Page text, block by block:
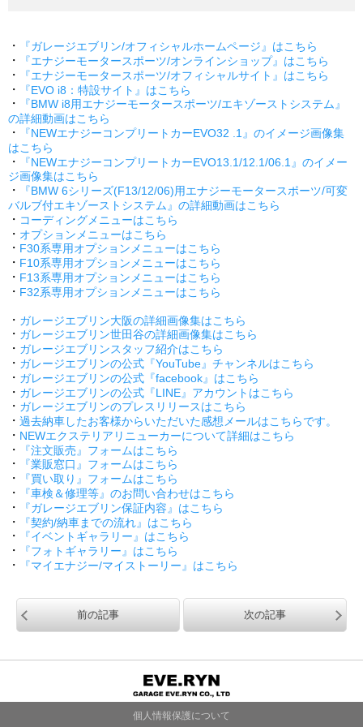
・
『ガレージエブリン/オフィシャルホームページ』はこちら
・
『エナジーモータースポーツ/オンラインショップ』はこちら
・
『エナジーモータースポーツ/オフィシャルサイト』はこちら
・
『EVO i8：特設サイト』はこちら
・
『BMW i8用エナジーモータースポーツ/エキゾーストシステム』
の詳細動画はこちら
・
『NEWエナジーコンプリートカーEVO32 .1』のイメージ画像集
はこちら
・
『NEWエナジーコンプリートカーEVO13.1/12.1/06.1』のイメー
ジ画像集はこちら
・
『BMW 6シリーズ(F13/12/06)用エナジーモータースポーツ/可変
バルブ付エキゾーストシステム』の詳細動画はこちら
・ コーディングメニューはこちら
・ オプションメニューはこちら
・ F30系専用オプションメニューはこちら
・ F10系専用オプションメニューはこちら
・ F13系専用オプションメニューはこちら
・ F32系専用オプションメニューはこちら
・ ガレージエブリン大阪の詳細画像集はこちら
・ ガレージエブリン世田谷の詳細画像集はこちら
・ ガレージエブリンスタッフ紹介はこちら
・ ガレージエブリンの公式『YouTube』チャンネルはこちら
・ ガレージエブリンの公式『facebook』はこちら
・ ガレージエブリンの公式『LINE』アカウントはこちら
・ ガレージエブリンのプレスリリースはこちら
・ 過去納車したお客様からいただいた感想メールはこちらです。
・ NEWエクステリアリニューカーについて詳細はこちら
・
『注文販売』フォームはこちら
・
『業販窓口』フォームはこちら
・
『買い取り』フォームはこちら
・
『車検＆修理等』のお問い合わせはこちら
・
『ガレージエブリン保証内容』はこちら
・
『契約/納車までの流れ』はこちら
・
『イベントギャラリー』はこちら
・
『フォトギャラリー』はこちら
・
『マイエナジー/マイストーリー』はこちら
前の記事 次の記事
個人情報保護について